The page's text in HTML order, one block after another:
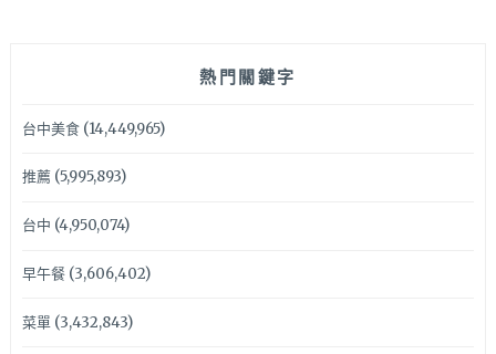
熱門關鍵字
台中美食(14,449,965)
推薦(5,995,893)
台中 (4,950,074)
早午餐(3,606,402)
菜單(3,432,843)